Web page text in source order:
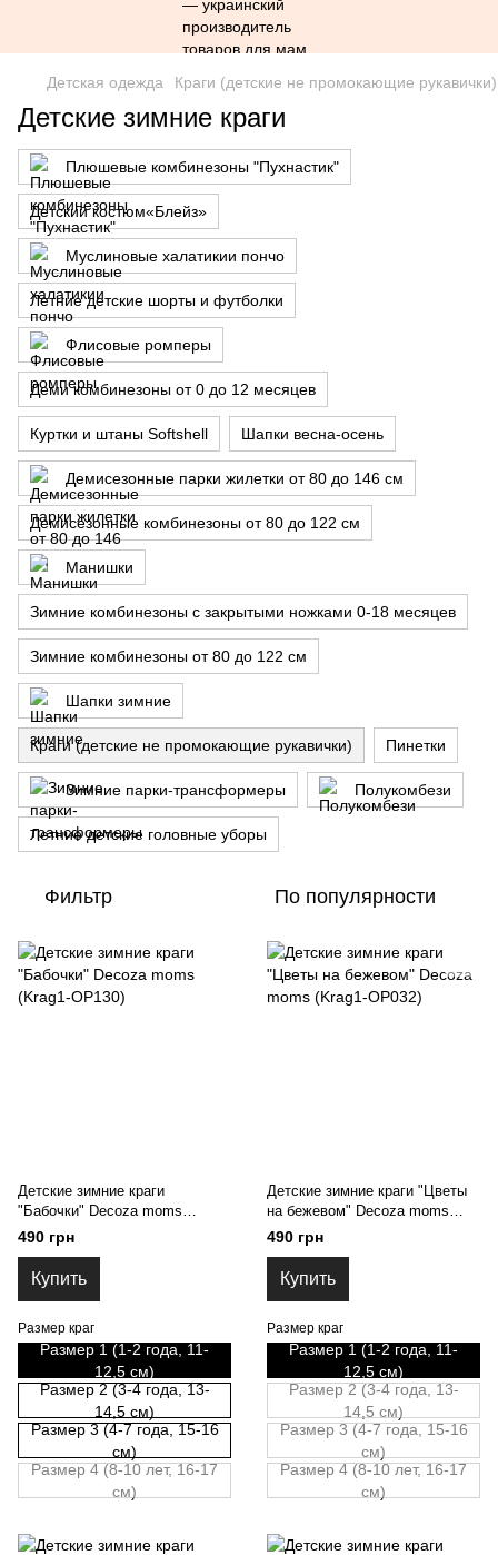
Детская одежда Краги (детские не промокающие рукавички)
Детские зимние краги
Плюшевые комбинезоны "Пухнастик"
Детский костюм«Блейз»
Муслиновые халатикии пончо
Летние детские шорты и футболки
Флисовые ромперы
Деми комбинезоны от 0 до 12 месяцев
Куртки и штаны Softshell Шапки весна-осень
Демисезонные парки жилетки от 80 до 146 см
Демисезонные комбинезоны от 80 до 122 см
Манишки
Зимние комбинезоны с закрытыми ножками 0-18 месяцев
Зимние комбинезоны от 80 до 122 см
Шапки зимние
Краги (детские не промокающие рукавички) Пинетки
Зимние парки-трансформеры Полукомбези
Летние детские головные уборы
Фильтр По популярности
Детские зимние краги
"Бабочки" Decoza moms
(Krag1-OP130)
490 грн
Купить
Размер краг
Размер 1 (1-2 года, 11-
12,5 см)
Размер 2 (3-4 года, 13-
14,5 см)
Размер 3 (4-7 года, 15-16
см)
Размер 4 (8-10 лет, 16-17
см)
Детские зимние краги "Цветы
на бежевом" Decoza moms
(Krag1-OP032)
490 грн
Купить
Размер краг
Размер 1 (1-2 года, 11-
12,5 см)
Размер 2 (3-4 года, 13-
14,5 см)
Размер 3 (4-7 года, 15-16
см)
Размер 4 (8-10 лет, 16-17
см)